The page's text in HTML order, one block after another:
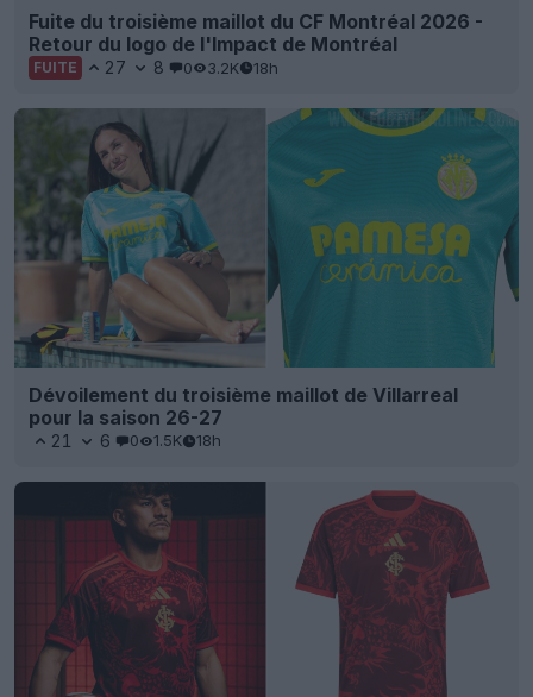
Fuite du troisième maillot du CF Montréal 2026 -
Retour du logo de l'Impact de Montréal
FUITE 27 8 0 3.2K 18h
Dévoilement du troisième maillot de Villarreal
pour la saison 26-27
21 6 0 1.5K 18h